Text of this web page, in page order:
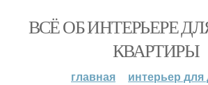
ВСЁ ОБ ИНТЕРЬЕРЕ
КВАРТИРЫ
главная
интерьер